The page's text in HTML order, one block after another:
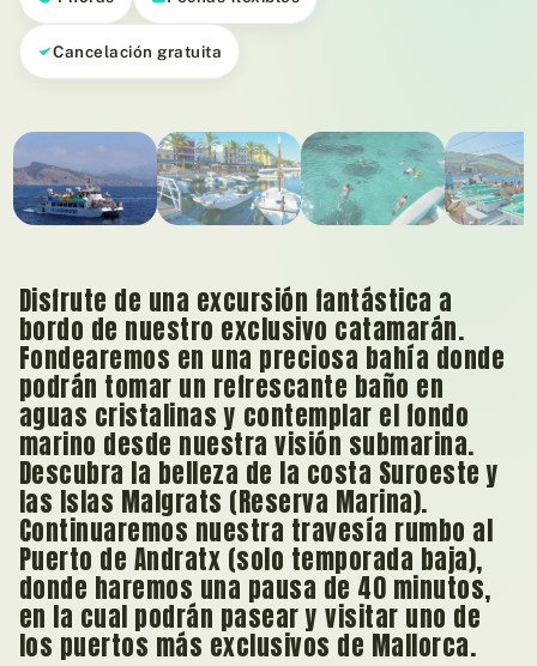
Cancelación gratuita
01/ 08
Disfrute de una excursión fantástica a
bordo de nuestro exclusivo catamarán.
Fondearemos en una preciosa bahía donde
podrán tomar un refrescante baño en
aguas cristalinas y contemplar el fondo
marino desde nuestra visión submarina.
Descubra la belleza de la costa Suroeste y
las Islas Malgrats (Reserva Marina).
Continuaremos nuestra travesía rumbo al
Puerto de Andratx (solo temporada baja),
donde haremos una pausa de 40 minutos,
en la cual podrán pasear y visitar uno de
los puertos más exclusivos de Mallorca.